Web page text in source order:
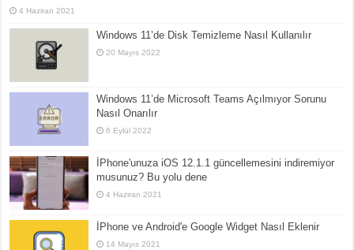
4 Haziran 2021
Windows 11’de Disk Temizleme Nasıl Kullanılır
20 Mayıs 2022
Windows 11’de Microsoft Teams Açılmıyor Sorunu
Nasıl Onarılır
6 Eylül 2022
İPhone'unuza iOS 12.1.1 güncellemesini indiremiyor
musunuz? Bu yolu dene
4 Haziran 2021
İPhone ve Android'e Google Widget Nasıl Eklenir
14 Mayıs 2021